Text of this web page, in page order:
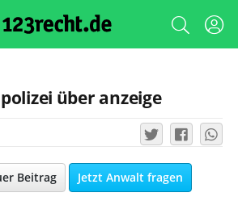
über anzeige
Beitrag Jetzt Anwalt fragen